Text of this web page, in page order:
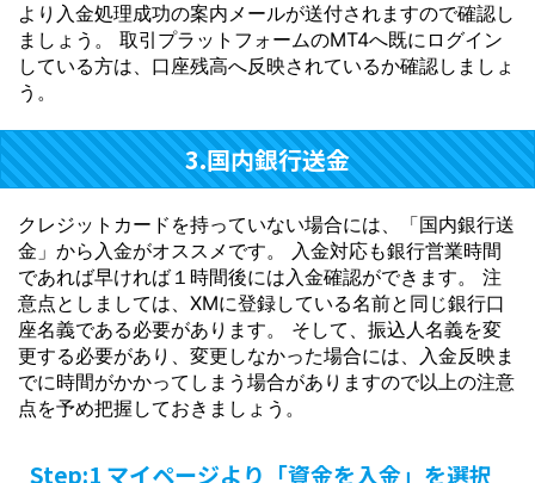
より入金処理成功の案内メールが送付されますので確認し
ましょう。 取引プラットフォームのMT4へ既にログイン
している方は、口座残高へ反映されているか確認しましょ
う。
3.国内銀行送金
クレジットカードを持っていない場合には、「国内銀行送
金」から入金がオススメです。 入金対応も銀行営業時間
であれば早ければ１時間後には入金確認ができます。 注
意点としましては、XMに登録している名前と同じ銀行口
座名義である必要があります。 そして、振込人名義を変
更する必要があり、変更しなかった場合には、入金反映ま
でに時間がかかってしまう場合がありますので以上の注意
点を予め把握しておきましょう。
Step:1 マイページより「資金を入金」を選択